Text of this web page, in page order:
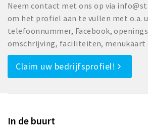
Neem contact met ons op via
om het profiel aan te vullen met o.a.
telefoonnummer, Facebook,
omschrijving, faciliteiten, menukaart
Claim uw bedrijfsprofiel!
In de buurt